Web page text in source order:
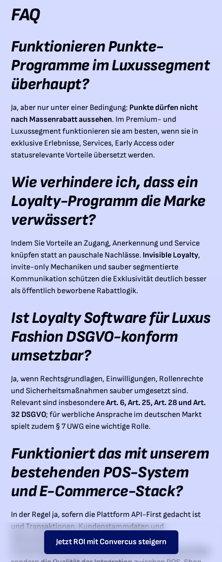
FAQ
Funktionieren Punkte-
Programme im Luxussegment
überhaupt?
Ja, aber nur unter einer Bedingung: Punkte dürfen nicht
nach Massenrabatt aussehen. Im Premium- und
Luxussegment funktionieren sie am besten, wenn sie in
exklusive Erlebnisse, Services, Early Access oder
statusrelevante Vorteile übersetzt werden.
Wie verhindere ich, dass ein
Loyalty-Programm die Marke
verwässert?
Indem Sie Vorteile an Zugang, Anerkennung und Service
knüpfen statt an pauschale Nachlässe. Invisible Loyalty,
invite-only Mechaniken und sauber segmentierte
Kommunikation schützen die Exklusivität deutlich besser
als öffentlich beworbene Rabattlogik.
Ist Loyalty Software für Luxus
Fashion DSGVO-konform
umsetzbar?
Ja, wenn Rechtsgrundlagen, Einwilligungen, Rollenrechte
und Sicherheitsmaßnahmen sauber umgesetzt sind.
Relevant sind insbesondereArt. 6, Art. 25, Art. 28 und Art.
32 DSGVO; für werbliche Ansprache im deutschen Markt
spielt zudem § 7 UWG eine wichtige Rolle.
Funktioniert das mit unserem
bestehenden POS-System
und E-Commerce-Stack?
In der Regel ja, sofern die Plattform API-First gedacht ist
und Transaktionen, Kundenstammdaten und
Statusereignisse sauber synchronisieren kann.
Entscheidend ist nicht der theoretische Funktionsumfang,
Jetzt ROI mit Convercus steigern